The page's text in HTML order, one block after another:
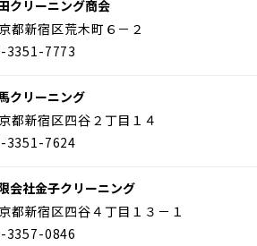
クリーニング商会
都新宿区荒木町６－２
3351-7773
クリーニング
都新宿区四谷２丁目１４
3351-7624
会社金子クリーニング
都新宿区四谷４丁目１３－１
3357-0846